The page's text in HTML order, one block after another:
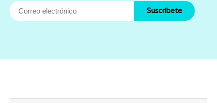
Suscríbete